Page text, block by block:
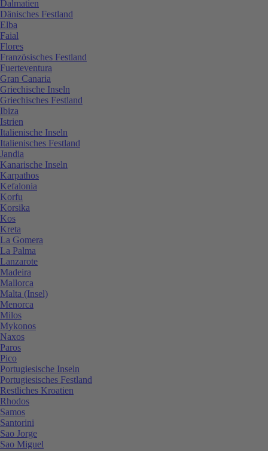
Dalmatien
Dänisches Festland
Elba
Faial
Flores
Französisches Festland
Fuerteventura
Gran Canaria
Griechische Inseln
Griechisches Festland
Ibiza
Istrien
Italienische Inseln
Italienisches Festland
Jandia
Kanarische Inseln
Karpathos
Kefalonia
Korfu
Korsika
Kos
Kreta
La Gomera
La Palma
Lanzarote
Madeira
Mallorca
Malta (Insel)
Menorca
Milos
Mykonos
Naxos
Paros
Pico
Portugiesische Inseln
Portugiesisches Festland
Restliches Kroatien
Rhodos
Samos
Santorini
Sao Jorge
Sao Miguel